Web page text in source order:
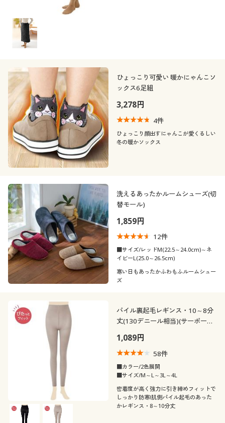
ひょっこり可愛い 暖かにゃんこソ
ックス6足組
3,278円
4件
ひょっこり顔出すにゃんこが愛くるしい
冬の暖かソックス
洗えるあったかルームシューズ(切
替モール)
1,859円
12件
■サイズ/レッドM(22.5～24.0cm)～ネ
イビーL(25.0～26.5cm)
寒い日もあったかふわもふルームシュー
ズ
パイル裏起毛レギンス・10～8分
丈(130デニール相当)(サーポート
1,089円
58件
■カラー/2色展開
■サイズ/M～L～3L～4L
密着度が高く強力に引き締めフィットで
しっかり防寒!肌側パイル起毛のあった
かレギンス・8～10分丈